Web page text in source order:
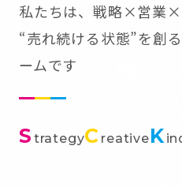
私たちは、戦略×営業×
“売れ続ける状態”を創
ームです
S trategyC reativeK